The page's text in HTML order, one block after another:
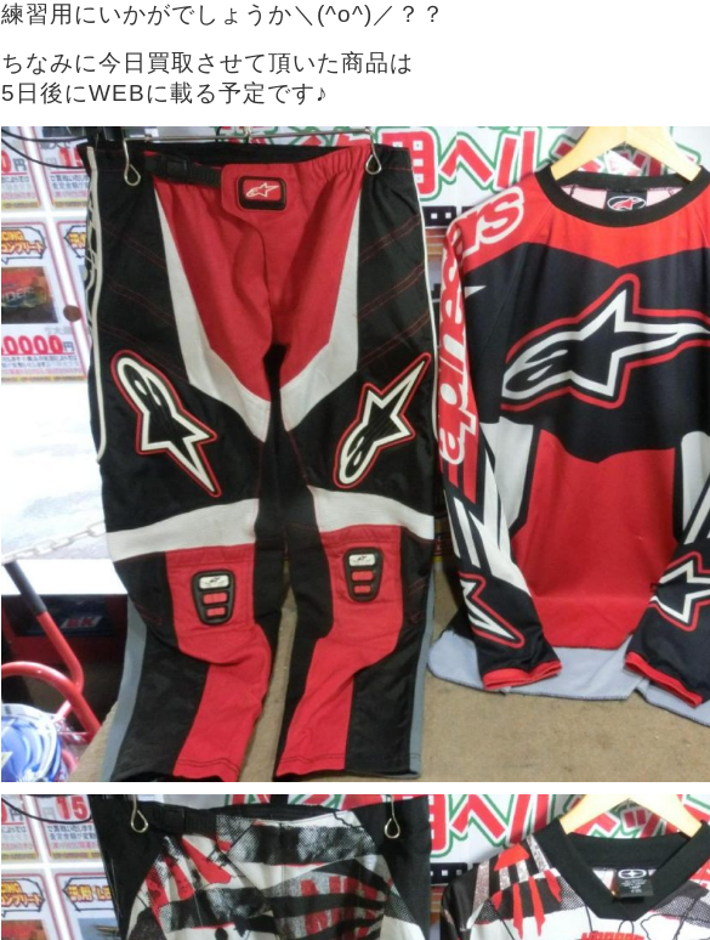
練習用にいかがでしょうか＼(^o^)／？？
ちなみに今日買取させて頂いた商品は
5日後にWEBに載る予定です♪